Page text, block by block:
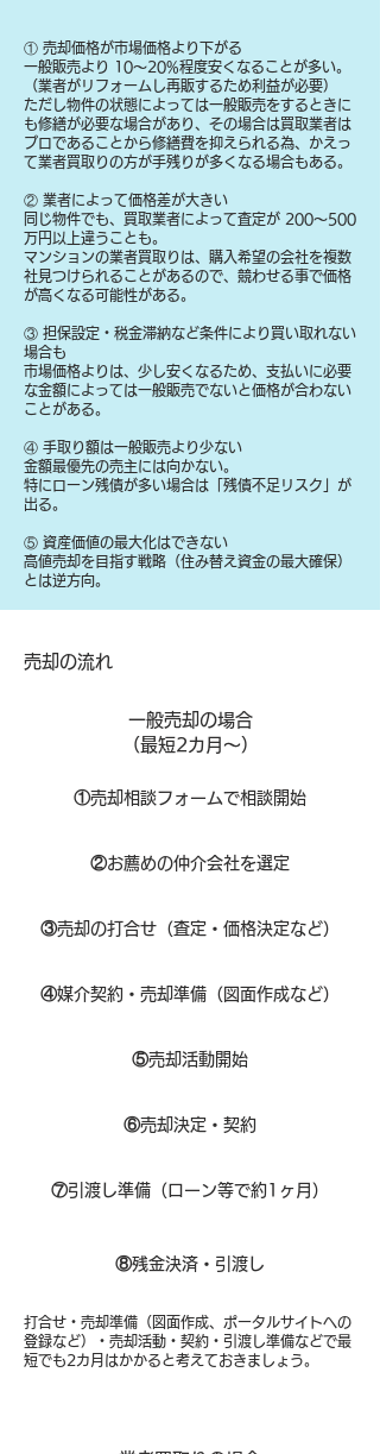
① 売却価格が市場価格より下がる
一般販売より 10〜20%程度安くなることが多い。
（業者がリフォームし再販するため利益が必要）
ただし物件の状態によっては一般販売をするときに
も修繕が必要な場合があり、その場合は買取業者は
プロであることから修繕費を抑えられる為、かえっ
て業者買取りの方が手残りが多くなる場合もある。
② 業者によって価格差が大きい
同じ物件でも、買取業者によって査定が 200〜500
万円以上違うことも。
マンションの業者買取りは、購入希望の会社を複数
社見つけられることがあるので、競わせる事で価格
が高くなる可能性がある。
③ 担保設定・税金滞納など条件により買い取れない
場合も
​市場価格よりは、少し安くなるため、支払いに必要
な金額によっては一般販売でないと価格が合わない
ことがある。
④ 手取り額は一般販売より少ない
金額最優先の売主には向かない。
特にローン残債が多い場合は「残債不足リスク」が
出る。
⑤ 資産価値の最大化はできない
高値売却を目指す戦略（住み替え資金の最大確保）
とは逆方向。
​売却の流れ
一般売却の場合
​（最短2カ月～）
①​売却相談フォームで相談開始
②お薦めの仲介会社を選定
③売却の打合せ（査定・価格決定など）
④媒介契約・売却準備（図面作成など）
⑤売却活動開始
⑥売却決定・契約
⑦引渡し準備（ローン等で約1ヶ月）
打合せ・売却準備（図面作成、ポータルサイトへの
登録など）・売却活動・契約・引渡し準備などで最
短でも2カ月はかかると考えておきましょう。
⑧​残金決済・引渡し